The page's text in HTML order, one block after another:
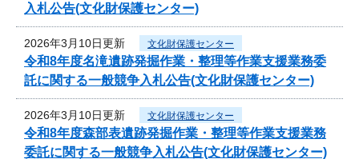
入札公告(文化財保護センター)
2026年3月10日更新 文化財保護センター
令和8年度名滝遺跡発掘作業・整理等作業支援業務委
託に関する一般競争入札公告(文化財保護センター)
2026年3月10日更新 文化財保護センター
令和8年度森部表遺跡発掘作業・整理等作業支援業務
委託に関する一般競争入札公告(文化財保護センター)